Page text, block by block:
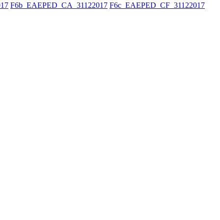
F6b_EAEPED_CA_31122017 F6c_EAEPED_CF_31122017